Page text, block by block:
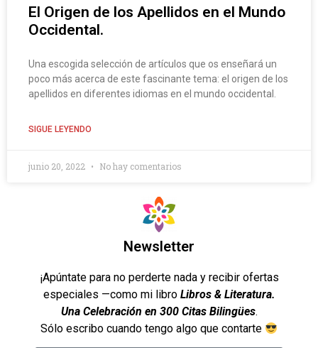
El Origen de los Apellidos en el Mundo
Occidental.
Una escogida selección de artículos que os enseñará un
poco más acerca de este fascinante tema: el origen de los
apellidos en diferentes idiomas en el mundo occidental.
SIGUE LEYENDO
junio 20, 2022 No hay comentarios
Newsletter
¡Apúntate para no perderte nada y recibir ofertas
especiales —como mi libro Libros & Literatura.
Una Celebración en 300 Citas Bilingües.
Sólo escribo cuando tengo algo que contarte